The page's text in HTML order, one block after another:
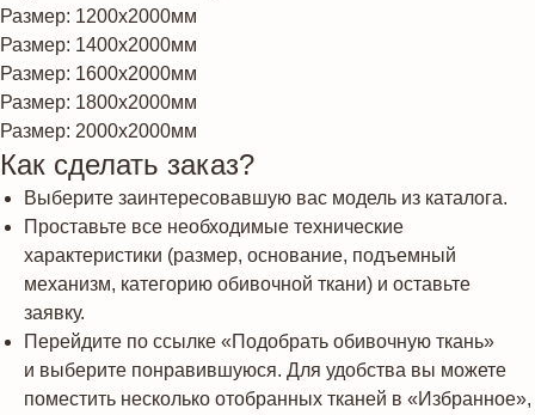
Размер: 1200х2000мм
Размер: 1400х2000мм
Размер: 1600х2000мм
Размер: 1800х2000мм
Размер: 2000х2000мм
Как сделать заказ?
Выберите заинтересовавшую вас модель из каталога.
Проставьте все необходимые технические
характеристики (размер, основание, подъемный
механизм, категорию обивочной ткани) и оставьте
заявку.
Перейдите по ссылке «Подобрать обивочную ткань»
и выберите понравившуюся. Для удобства вы можете
поместить несколько отобранных тканей в «Избранное»,